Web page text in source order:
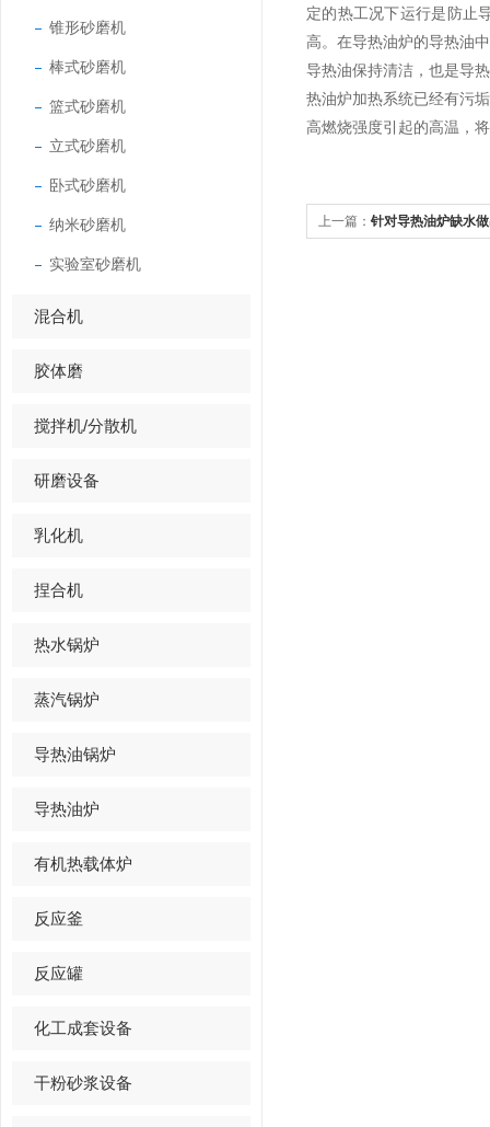
锥形砂磨机
棒式砂磨机
篮式砂磨机
立式砂磨机
卧式砂磨机
纳米砂磨机
实验室砂磨机
混合机
胶体磨
搅拌机/分散机
研磨设备
乳化机
捏合机
热水锅炉
蒸汽锅炉
导热油锅炉
导热油炉
有机热载体炉
反应釜
反应罐
化工成套设备
干粉砂浆设备
定的热工况下运行是防止
高。在导热油炉的导热油
导热油保持清洁，也是导
热油炉加热系统已经有污
高燃烧强度引起的高温，
上一篇： 针对导热油炉缺水